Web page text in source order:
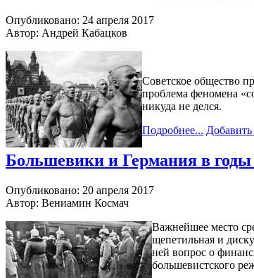
Опубликовано: 24 апреля 2017
Автор: Андрей Кабацков
Советское общество
проблема феномена
никуда не делся.
Подробнее...
Большевики и Германия в
Опубликовано: 20 апреля 2017
Автор: Вениамин Космач
Важнейшее место
щепетильная и
ней вопрос о
большевистского